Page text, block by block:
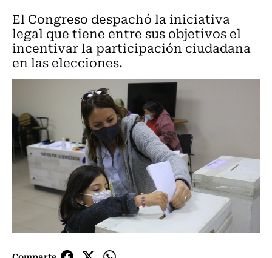
El Congreso despachó la iniciativa
legal que tiene entre sus objetivos el
incentivar la participación ciudadana
en las elecciones.